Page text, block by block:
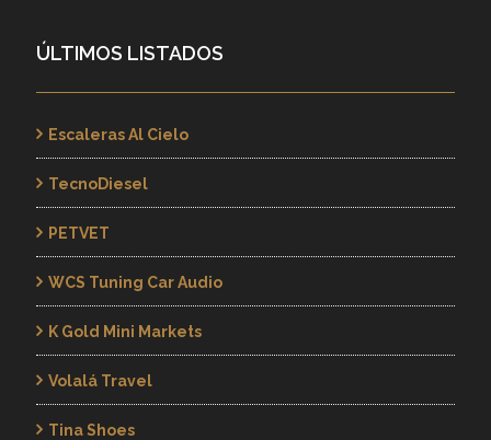
ÚLTIMOS LISTADOS
Escaleras Al Cielo
TecnoDiesel
PETVET
WCS Tuning Car Audio
K Gold Mini Markets
Volalá Travel
Tina Shoes